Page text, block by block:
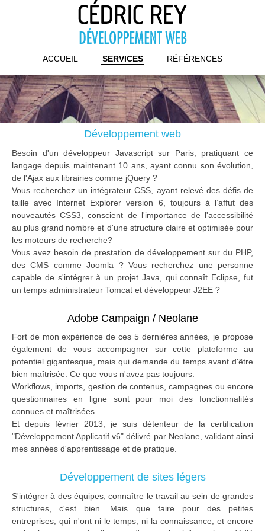
Aller au contenu principal
Menu principal
ACCUEIL SERVICES RÉFÉRENCES
Développement web
Besoin d'un développeur Javascript sur Paris, pratiquant ce
langage depuis maintenant 10 ans, ayant connu son évolution,
de l'Ajax aux librairies comme jQuery ?
Vous recherchez un intégrateur CSS, ayant relevé des défis de
taille avec Internet Explorer version 6, toujours à l’affut des
nouveautés CSS3, conscient de l'importance de l'accessibilité
au plus grand nombre et d'une structure claire et optimisée pour
les moteurs de recherche?
Vous avez besoin de prestation de développement sur du PHP,
des CMS comme Joomla ? Vous recherchez une personne
capable de s'intégrer à un projet Java, qui connaît Eclipse, fut
un temps administrateur Tomcat et développeur J2EE ?
Adobe Campaign / Neolane
Fort de mon expérience de ces 5 dernières années, je propose
également de vous accompagner sur cette plateforme au
potentiel gigantesque, mais qui demande du temps avant d'être
bien maîtrisée. Ce que vous n'avez pas toujours.
Workflows, imports, gestion de contenus, campagnes ou encore
questionnaires en ligne sont pour moi des fonctionnalités
connues et maîtrisées.
Et depuis février 2013, je suis détenteur de la certification
"Développement Applicatif v6" délivré par Neolane, validant ainsi
mes années d'apprentissage et de pratique.
Développement de sites légers
S'intégrer à des équipes, connaître le travail au sein de grandes
structures, c'est bien. Mais que faire pour des petites
entreprises, qui n'ont ni le temps, ni la connaissance, et encore